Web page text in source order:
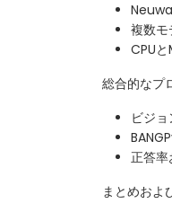
複数モ
CPU
総合的なプ
ビジ
正答率
まとめおよ